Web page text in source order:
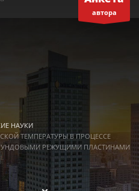
автора
НАУКИ
ТЕМПЕРАТУРЫ В ПРОЦЕССЕ
РЕЖУЩИМИ ПЛАСТИНАМИ